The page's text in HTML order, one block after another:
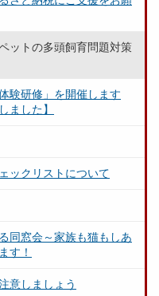
ットの多頭飼育問題対策
験研修」を開催します
ました】
ックリストについて
同窓会～家族も猫もしあ
す！
意しましょう